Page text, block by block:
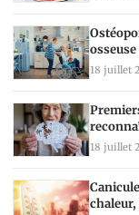
18 juillet
18 juillet